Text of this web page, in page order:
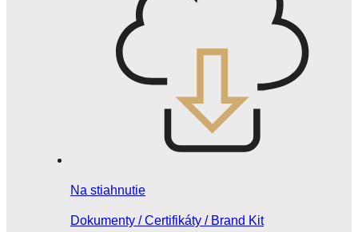
Na stiahnutie
Dokumenty / Certifikáty / Brand Kit